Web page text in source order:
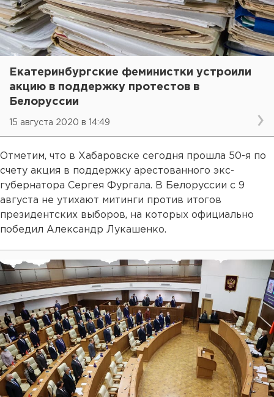
Екатеринбургские феминистки устроили
акцию в поддержку протестов в
Белоруссии
15 августа 2020 в 14:49
Отметим, что в Хабаровске сегодня прошла 50-я по
счету акция в поддержку арестованного экс-
губернатора Сергея Фургала. В Белоруссии с 9
августа не утихают митинги против итогов
президентских выборов, на которых официально
победил Александр Лукашенко.